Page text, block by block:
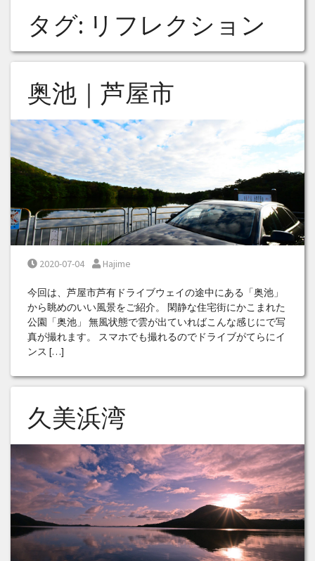
タグ: リフレクション
奥池｜芦屋市
Posted on
2020-07-04 Posted by
Hajime
今回は、芦屋市芦有ドライブウェイの途中にある「奥池」
から眺めのいい風景をご紹介。 閑静な住宅街にかこまれた
公園「奥池」 無風状態で雲が出ていればこんな感じにで写
真が撮れます。 スマホでも撮れるのでドライブがてらにイ
ンス […]
久美浜湾